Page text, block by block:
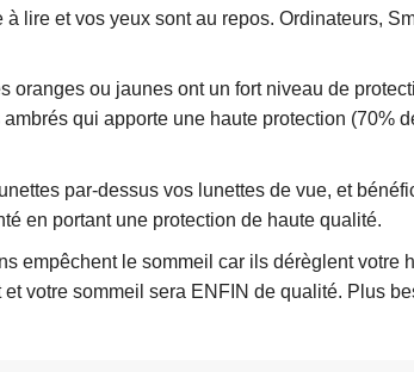
lire et vos yeux sont au repos. Ordinateurs,
oranges ou jaunes ont un fort niveau de
qui apporte une haute protection (70%
par-dessus vos lunettes de vue, et
en portant une protection de haute qualité.
empêchent le sommeil car ils dérèglent
votre sommeil sera ENFIN de qualité. Plus